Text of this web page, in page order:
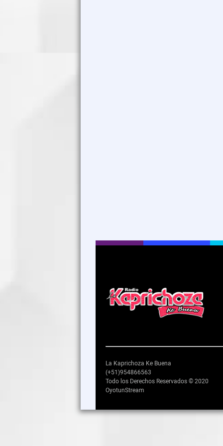
La Kaprichoza Ke Buena
(+51)954866563
Todo los Derechos Reservados © 2020
OyotunStream